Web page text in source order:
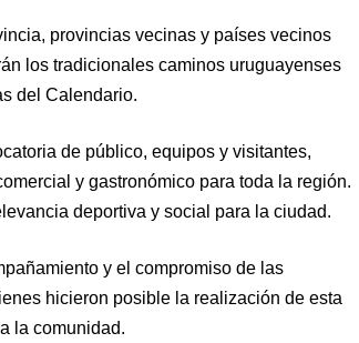
provincias vecinas y países vecinos
los tradicionales caminos uruguayenses
del Calendario.
de público, equipos y visitantes,
y gastronómico para toda la región.
deportiva y social para la ciudad.
y el compromiso de las
hicieron posible la realización de esta
la comunidad.